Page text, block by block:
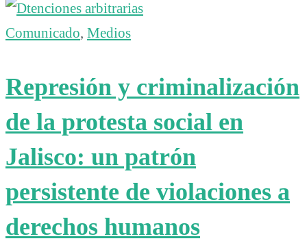
Comunicado, Medios
Represión y criminalización
de la protesta social en
Jalisco: un patrón
persistente de violaciones a
derechos humanos